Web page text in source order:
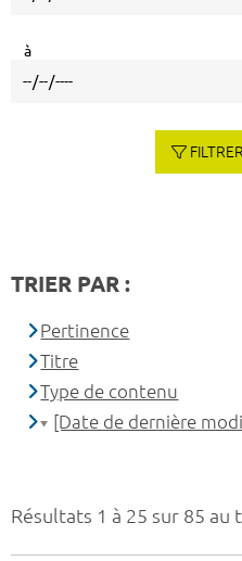
Résultats 1 à 25 sur 85 au
à
TRIER PAR :
Pertinence
Titre
Type de contenu
[Date de dernière